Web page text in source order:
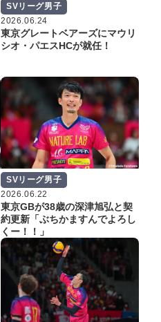
SVリーグ男子
2026.06.24
東京グレートベアーズにマウリ
シオ・パエスHCが就任！
SVリーグ男子
2026.06.22
東京GBが38歳の深津旭弘と契
約更新「ぶちかますんでよろし
くー！！」